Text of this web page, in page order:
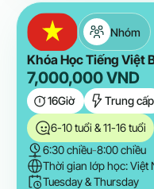
Nhóm
Khóa Học Tiếng Việt
7,000,000VND
16Giờ Trung cấp
6-10 tuổi & 11-16 tuổi
6:30 chiều-8:00 chiều
Thời gian lớp học: Việt
Tuesday & Thursday